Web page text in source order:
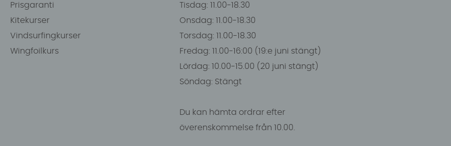
Prisgaranti
Kitekurser
Vindsurfingkurser
Wingfoilkurs
Tisdag: 11.00-18.30
Onsdag: 11.00-18.30
Torsdag: 11.00-18.30
Fredag: 11.00-16:00 (19:e juni stängt)
Lördag: 10.00-15.00 (20 juni stängt)
Söndag: Stängt
Du kan hämta ordrar efter
överenskommelse från 10.00.